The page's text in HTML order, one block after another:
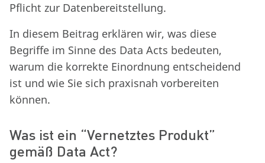
Pflicht zur Datenbereitstellung.
In diesem Beitrag erklären wir, was diese
Begriffe im Sinne des Data Acts bedeuten,
warum die korrekte Einordnung entscheidend
ist und wie Sie sich praxisnah vorbereiten
können.
Was ist ein “Vernetztes Produkt”
gemäß Data Act?